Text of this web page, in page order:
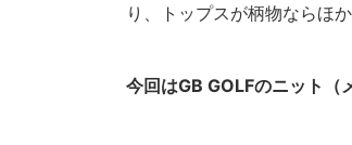
り、トップスが柄物ならほ
今回はGB GOLFのニット（